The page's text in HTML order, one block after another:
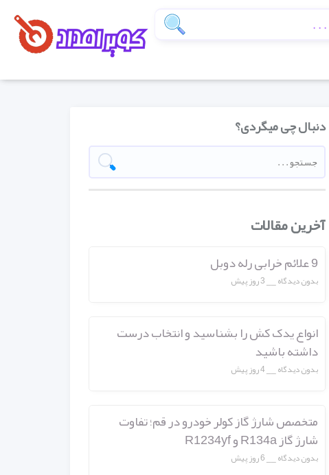
دنبال چی میگردی؟
آخرین مقالات
9 علائم خرابی رله دوبل
بدون دیدگاه
انواع یدک کش را بشناسید و انتخاب درست
داشته باشید
بدون دیدگاه
متخصص شارژ گاز کولر خودرو در قم؛ تفاوت
شارژ گاز R134a و R1234yf
بدون دیدگاه